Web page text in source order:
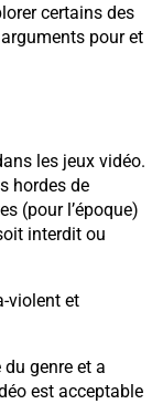
certains des
pour et
les jeux vidéo.
hordes de
(pour l’époque)
interdit ou
violent et
genre et a
est acceptable